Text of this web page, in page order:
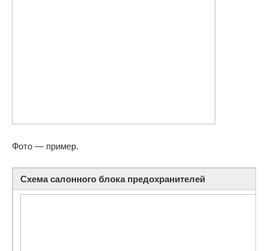
Фото — пример.
Схема салонного блока предохранителей